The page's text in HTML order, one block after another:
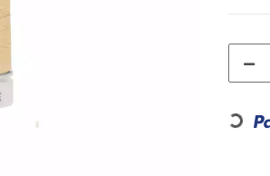
Loading...